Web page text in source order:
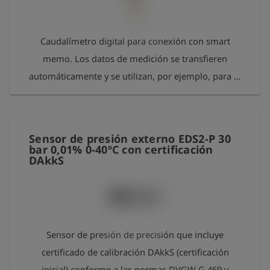
Caudalímetro digital para conexión con smart
memo. Los datos de medición se transfieren
automáticamente y se utilizan, por ejemplo, para la
prueba de pérdida de presión según la normativa
presión de agua (por ejemplo, W 400-2/W 101/ EN
805): mín. 8 litros máx. 320 litros - Tipo de sensor:
bar - Conexión: racor de entrada serie 5020, racor
de salida Geka Modo de empleo: Para obtener
Sensor de presión externo EDS2-P 30
bar 0,01% 0-40ºC con certificación
DAkkS
Sensor de presión de precisión que incluye
certificado de calibración DAkkS (certificación